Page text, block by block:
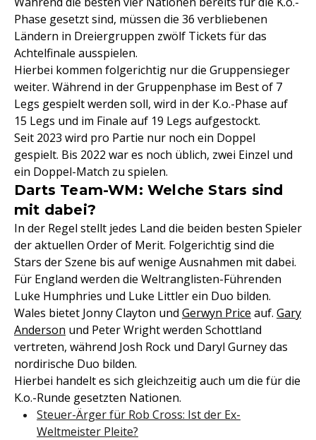
Phase gesetzt sind, müssen die 36 verbliebenen
Ländern in Dreiergruppen zwölf Tickets für das
Achtelfinale ausspielen.
Hierbei kommen folgerichtig nur die Gruppensieger
weiter. Während in der Gruppenphase im Best of 7
Legs gespielt werden soll, wird in der K.o.-Phase auf
15 Legs und im Finale auf 19 Legs aufgestockt.
Seit 2023 wird pro Partie nur noch ein Doppel
gespielt. Bis 2022 war es noch üblich, zwei Einzel und
ein Doppel-Match zu spielen.
Darts Team-WM: Welche Stars sind
mit dabei?
In der Regel stellt jedes Land die beiden besten Spieler
der aktuellen Order of Merit. Folgerichtig sind die
Stars der Szene bis auf wenige Ausnahmen mit dabei.
Für England werden die Weltranglisten-Führenden
Luke Humphries und Luke Littler ein Duo bilden.
Wales bietet Jonny Clayton und Gerwyn Price auf. Gary
Anderson und Peter Wright werden Schottland
vertreten, während Josh Rock und Daryl Gurney das
nordirische Duo bilden.
Hierbei handelt es sich gleichzeitig auch um die für die
K.o.-Runde gesetzten Nationen.
Steuer-Ärger für Rob Cross: Ist der Ex-
Weltmeister Pleite?